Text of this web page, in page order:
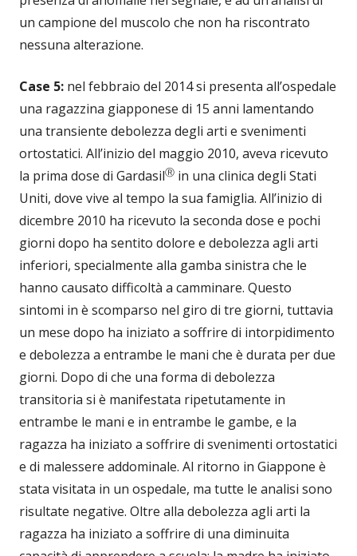
un campione del muscolo che non ha riscontrato
nessuna alterazione.
Case 5: nel febbraio del 2014 si presenta all’ospedale
una ragazzina giapponese di 15 anni lamentando
una transiente debolezza degli arti e svenimenti
ortostatici. All’inizio del maggio 2010, aveva ricevuto
la prima dose di GardasilⓇ in una clinica degli Stati
Uniti, dove vive al tempo la sua famiglia. All’inizio di
dicembre 2010 ha ricevuto la seconda dose e pochi
giorni dopo ha sentito dolore e debolezza agli arti
inferiori, specialmente alla gamba sinistra che le
hanno causato difficoltà a camminare. Questo
sintomi in è scomparso nel giro di tre giorni, tuttavia
un mese dopo ha iniziato a soffrire di intorpidimento
e debolezza a entrambe le mani che è durata per due
giorni. Dopo di che una forma di debolezza
transitoria si è manifestata ripetutamente in
entrambe le mani e in entrambe le gambe, e la
ragazza ha iniziato a soffrire di svenimenti ortostatici
e di malessere addominale. Al ritorno in Giappone è
stata visitata in un ospedale, ma tutte le analisi sono
risultate negative. Oltre alla debolezza agli arti la
ragazza ha iniziato a soffrire di una diminuita